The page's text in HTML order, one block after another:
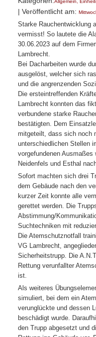
Allgemein
| Veröffentlicht am:
Starke Rauchentwicklung
vermisst! So lautete die
30.06.2023 auf dem
Lambrecht.
Bei Dacharbeiten wurde
ausgelöst, welcher sich
und die angrenzenden
Die ersteintreffenden
Lambrecht konnten das
verbundene starke
bestätigten. Dem
mitgeteilt, dass sich noch
unterschiedlichen Stellen
vorgefundenen Ausmaßes
Neidenfels und Esthal
Sofort machten sich drei
dem Gebäude nach den
kurzer Zeit konnte alle
gerettet werden. Die
Abstimmung/
Suchtechniken mit
Die Atemschutznotfall
VG Lambrecht,
Sicherheitstrupp. Die
Rettung verunfallter
ist.
Als weiteres
simuliert, bei dem ein
verunglückte und dessen
beschädigt wurde.
den Trupp abgesetzt und